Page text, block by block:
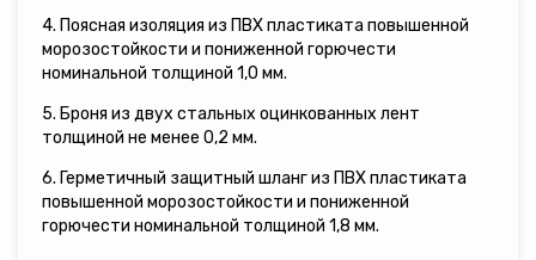
4. Поясная изоляция из ПВХ пластиката повышенной
морозостойкости и пониженной горючести
номинальной толщиной 1,0 мм.
5. Броня из двух стальных оцинкованных лент
толщиной не менее 0,2 мм.
6. Герметичный защитный шланг из ПВХ пластиката
повышенной морозостойкости и пониженной
горючести номинальной толщиной 1,8 мм.